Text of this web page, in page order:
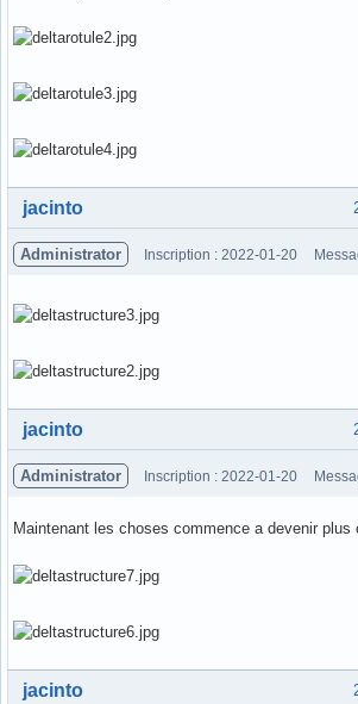
Hors ligne
jacinto
Administrator Inscription : 2022-01-20
Hors ligne
jacinto
Administrator Inscription : 2022-01-20
Maintenant les choses commence a devenir plus
Hors ligne
jacinto